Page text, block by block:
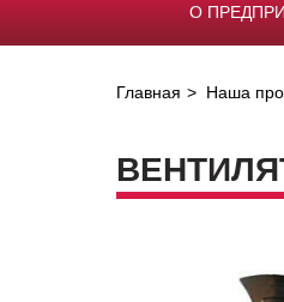
О
Главная Наша